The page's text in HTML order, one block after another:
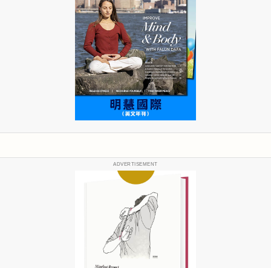
ADVERTISEMENT